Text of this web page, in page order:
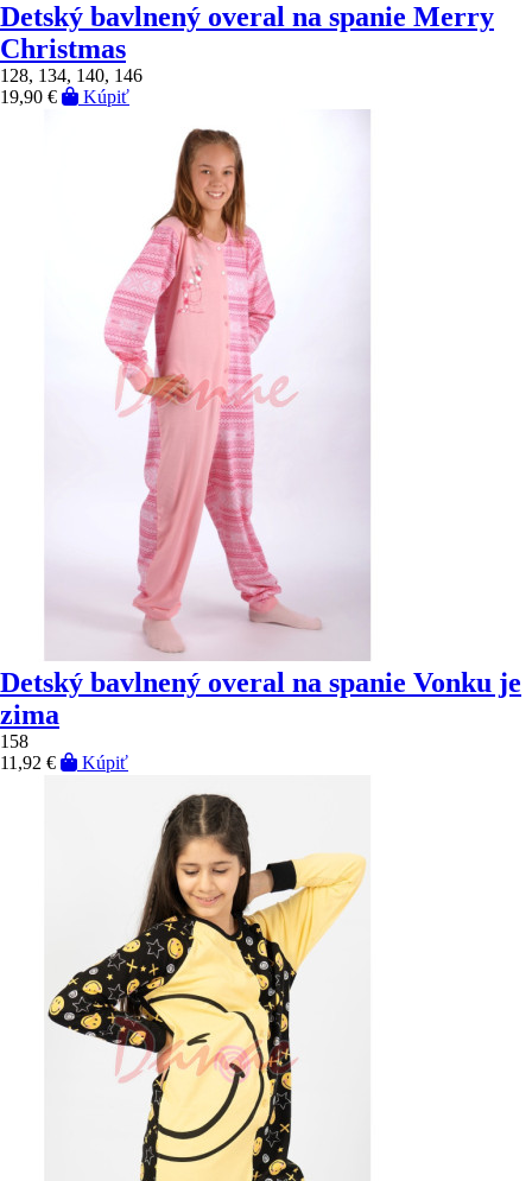
Detský bavlnený overal na spanie Merry
Christmas
128, 134, 140, 146
19,90 €
Kúpiť
Detský bavlnený overal na spanie Vonku je
zima
158
11,92 €
Kúpiť